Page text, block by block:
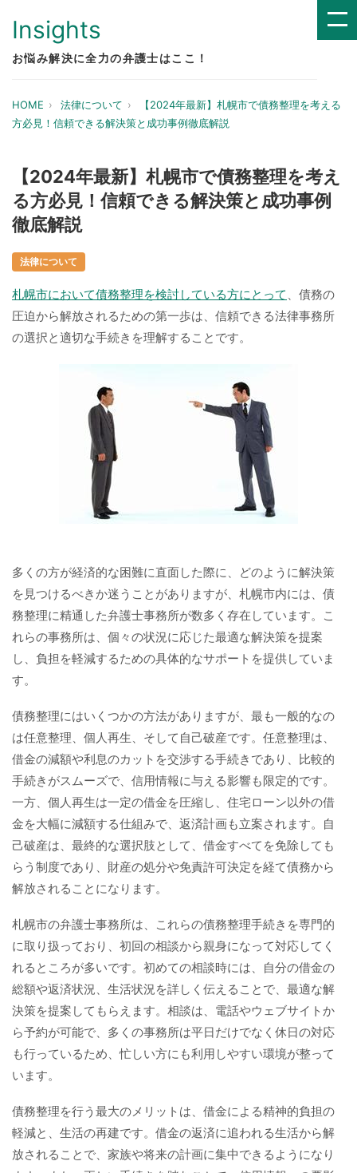
Insights
お悩み解決に全力の弁護士はここ！
HOME 法律について
【2024年最新】札幌市で債務整理を考える
方必見！信頼できる解決策と成功事例徹底解説
【2024年最新】札幌市で債務整理を考え
る方必見！信頼できる解決策と成功事例
徹底解説
法律について
札幌市において債務整理を検討している方にとって 、債務の
圧迫から解放されるための第一歩は、信頼できる法律事務所
の選択と適切な手続きを理解することです。
多くの方が経済的な困難に直面した際に、どのように解決策
を見つけるべきか迷うことがありますが、札幌市内には、債
務整理に精通した弁護士事務所が数多く存在しています。こ
れらの事務所は、個々の状況に応じた最適な解決策を提案
し、負担を軽減するための具体的なサポートを提供していま
す。
債務整理にはいくつかの方法がありますが、最も一般的なの
は任意整理、個人再生、そして自己破産です。任意整理は、
借金の減額や利息のカットを交渉する手続きであり、比較的
手続きがスムーズで、信用情報に与える影響も限定的です。
一方、個人再生は一定の借金を圧縮し、住宅ローン以外の借
金を大幅に減額する仕組みで、返済計画も立案されます。自
己破産は、最終的な選択肢として、借金すべてを免除しても
らう制度であり、財産の処分や免責許可決定を経て債務から
解放されることになります。
札幌市の弁護士事務所は、これらの債務整理手続きを専門的
に取り扱っており、初回の相談から親身になって対応してく
れるところが多いです。初めての相談時には、自分の借金の
総額や返済状況、生活状況を詳しく伝えることで、最適な解
決策を提案してもらえます。相談は、電話やウェブサイトか
ら予約が可能で、多くの事務所は平日だけでなく休日の対応
も行っているため、忙しい方にも利用しやすい環境が整って
います。
債務整理を行う最大のメリットは、借金による精神的負担の
軽減と、生活の再建です。借金の返済に追われる生活から解
放されることで、家族や将来の計画に集中できるようになり